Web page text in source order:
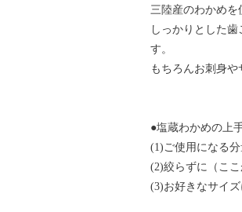
三陸産のわかめを
しっかりとした
す。
もちろんお刺身や
●塩蔵わかめの上
(1)ご使用になる
(2)絞らずに（こ
(3)お好きなサイ